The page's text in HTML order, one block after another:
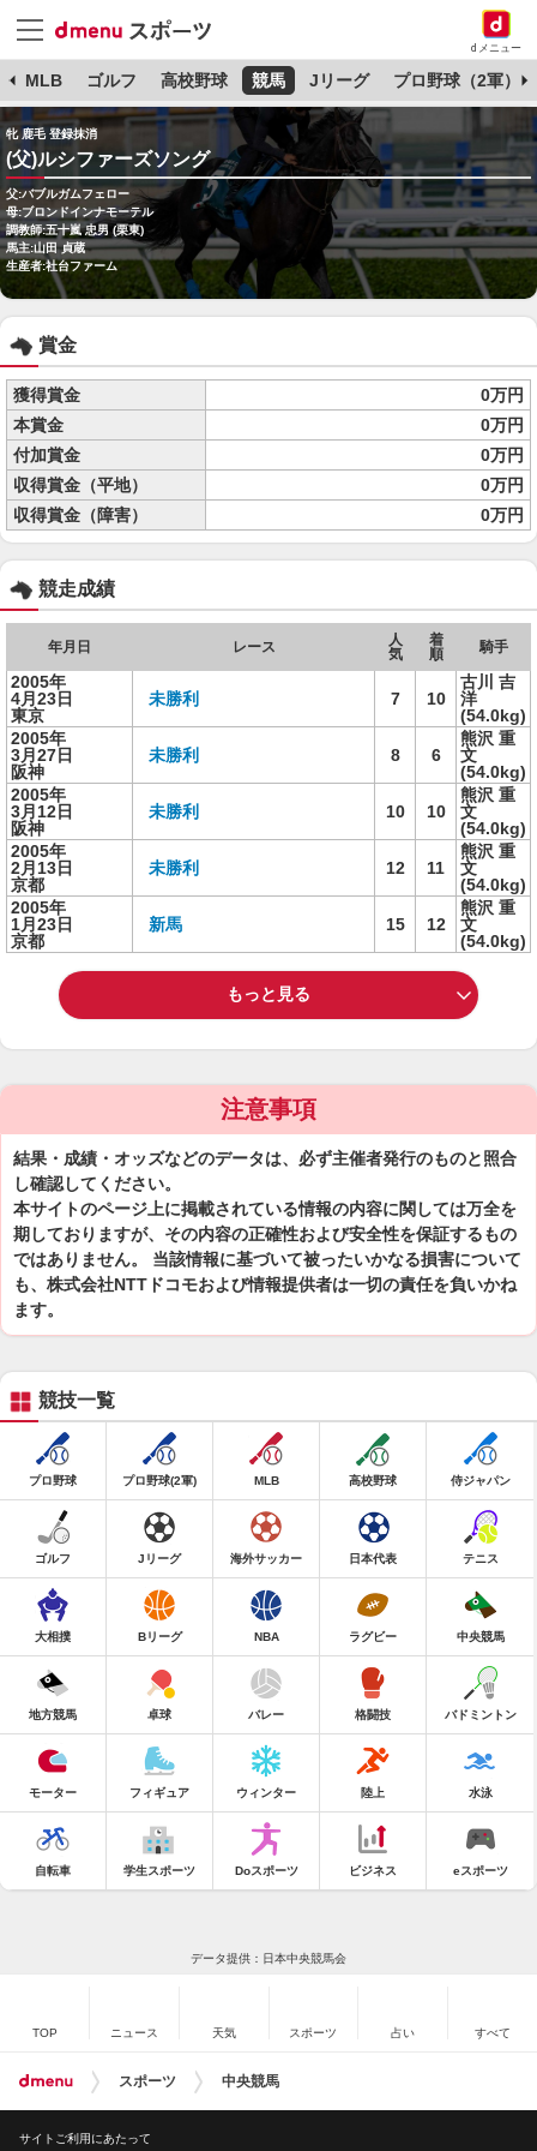
dメニュー
MLB ゴルフ 高校野球 競馬 Jリーグ プロ野球（2軍）
牝 鹿毛 登録抹消
(父)ルシファーズソング
父:バブルガムフェロー
母:ブロンドインナモーテル
調教師:五十嵐 忠男 (栗東)
馬主:山田 貞蔵
生産者:社台ファーム
賞金
獲得賞金
0万円
本賞金
0万円
付加賞金
0万円
収得賞金（平地）
0万円
収得賞金（障害）
0万円
競走成績
年月日 レース
人
気
着
順
騎手
2005年
4月23日
東京
未勝利 7 10
古川 吉
洋
(54.0kg)
2005年
3月27日
阪神
未勝利 8 6
熊沢 重
文
(54.0kg)
2005年
3月12日
阪神
未勝利 10 10
熊沢 重
文
(54.0kg)
2005年
2月13日
京都
未勝利 12 11
熊沢 重
文
(54.0kg)
2005年
1月23日
京都
新馬 15 12
熊沢 重
文
(54.0kg)
もっと見る
注意事項
結果・成績・オッズなどのデータは、必ず主催者発行のものと照合
し確認してください。
本サイトのページ上に掲載されている情報の内容に関しては万全を
期しておりますが、その内容の正確性および安全性を保証するもの
ではありません。 当該情報に基づいて被ったいかなる損害について
も、株式会社NTTドコモおよび情報提供者は一切の責任を負いかね
ます。
競技一覧
プロ野球 プロ野球(2軍) MLB 高校野球 侍ジャパン
ゴルフ Jリーグ 海外サッカー 日本代表 テニス
大相撲 Bリーグ NBA ラグビー 中央競馬
地方競馬 卓球 バレー 格闘技 バドミントン
モーター フィギュア ウィンター 陸上 水泳
自転車 学生スポーツ Doスポーツ ビジネス eスポーツ
データ提供：日本中央競馬会
TOP ニュース 天気 スポーツ 占い すべて
スポーツ 中央競馬
サイトご利用にあたって